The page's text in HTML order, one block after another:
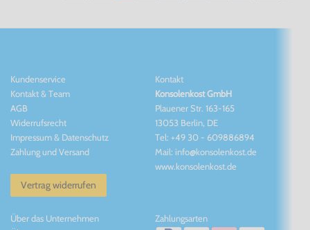
Kundenservice
Kontakt & Team
AGB
Widerrufsrecht
Impressum & Datenschutz
Zahlung und Versand
Vertrag widerrufen
Kontakt
Konsolenkost GmbH
Plauener Str. 163-165
13053 Berlin, DE
Tel: +49 30 - 609886894
Mail: info@konsolenkost.de
www.konsolenkost.de
Über das Unternehmen
Zahlungsarten